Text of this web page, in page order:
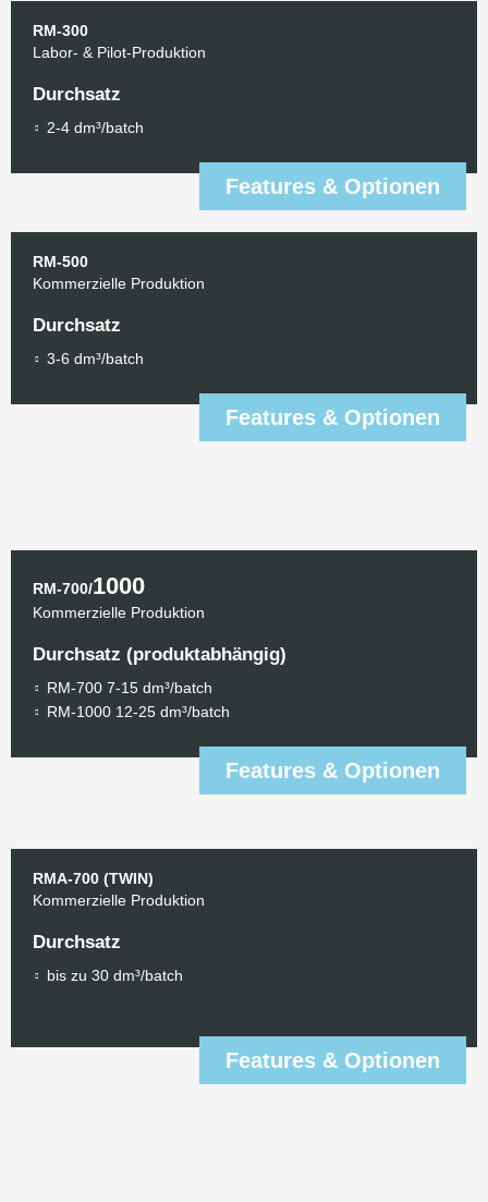
RM-300
Labor- & Pilot-Produktion
Durchsatz
2-4 dm³/batch
Features & Optionen
RM-500
Kommerzielle Produktion
Durchsatz
3-6 dm³/batch
Features & Optionen
RM-700/1000
Kommerzielle Produktion
Durchsatz (produktabhängig)
RM-700 7-15 dm³/batch
RM-1000 12-25 dm³/batch
Features & Optionen
RMA-700 (TWIN)
Kommerzielle Produktion
Durchsatz
bis zu 30 dm³/batch
Features & Optionen